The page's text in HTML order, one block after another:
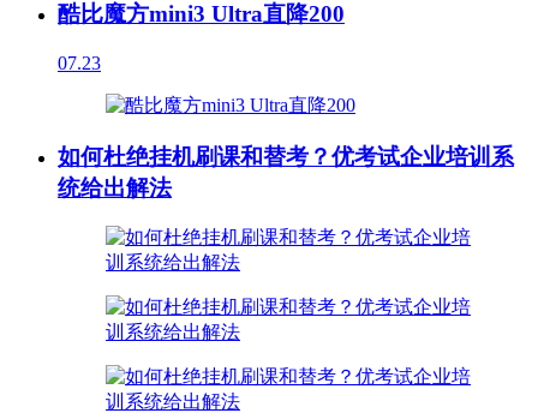
酷比魔方mini3 Ultra直降200
07.23
如何杜绝挂机刷课和替考？优考试企业培训系
统给出解法